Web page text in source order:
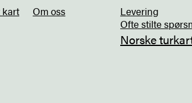
kart
Om oss
Levering
Ofte stilte
Norske